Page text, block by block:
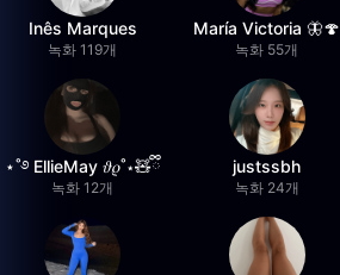
Inês Marques
녹화 119개
María Victoria 🦋🍄
녹화 55개
⋆˚࿔ EllieMay 𝜗𝜚˚⋆🧸ྀི
녹화 12개
justssbh
녹화 24개